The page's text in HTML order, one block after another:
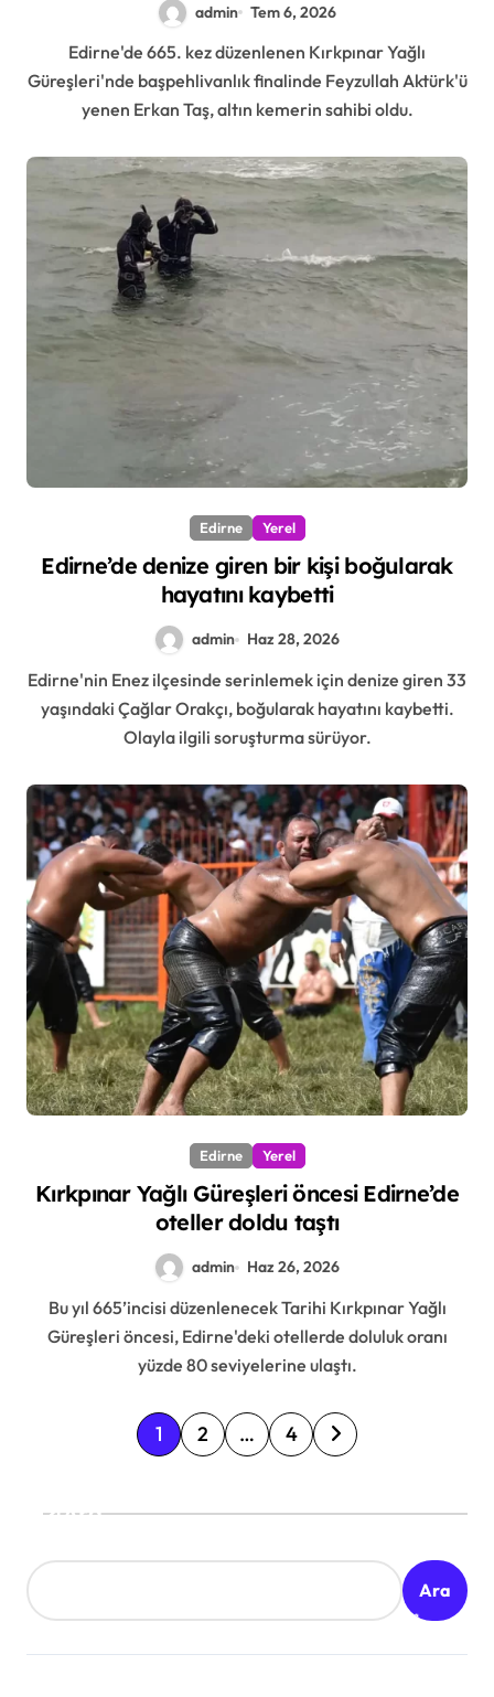
admin Tem 6, 2026
Edirne'de 665. kez düzenlenen Kırkpınar Yağlı
Güreşleri'nde başpehlivanlık finalinde Feyzullah Aktürk'ü
yenen Erkan Taş, altın kemerin sahibi oldu.
Edirne Yerel
Edirne’de denize giren bir kişi boğularak
hayatını kaybetti
admin Haz 28, 2026
Edirne'nin Enez ilçesinde serinlemek için denize giren 33
yaşındaki Çağlar Orakçı, boğularak hayatını kaybetti.
Olayla ilgili soruşturma sürüyor.
Edirne Yerel
Kırkpınar Yağlı Güreşleri öncesi Edirne’de
oteller doldu taştı
admin Haz 26, 2026
Bu yıl 665’incisi düzenlenecek Tarihi Kırkpınar Yağlı
Güreşleri öncesi, Edirne'deki otellerde doluluk oranı
yüzde 80 seviyelerine ulaştı.
Y
a
s
a
y
1 2 … 4
Ara
Ara